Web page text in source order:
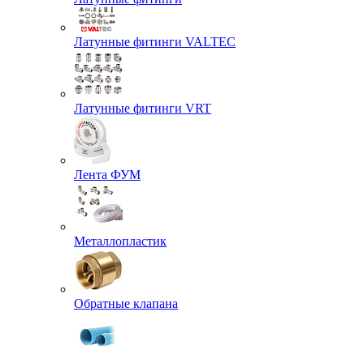
Латунные фитинги VALTEC
Латунные фитинги VRT
Лента ФУМ
Металлопластик
Обратные клапана